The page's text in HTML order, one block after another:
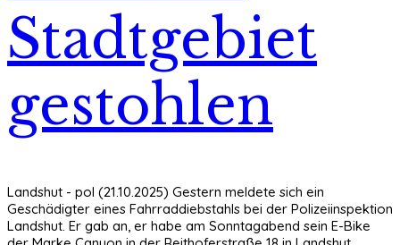
Stadtgebiet
gestohlen
Landshut - pol (21.10.2025) Gestern meldete sich ein
Geschädigter eines Fahrraddiebstahls bei der Polizeiinspektion
Landshut. Er gab an, er habe am Sonntagabend sein E-Bike